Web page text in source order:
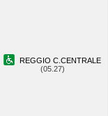
REGGIO C.CENTRALE
(05.27)